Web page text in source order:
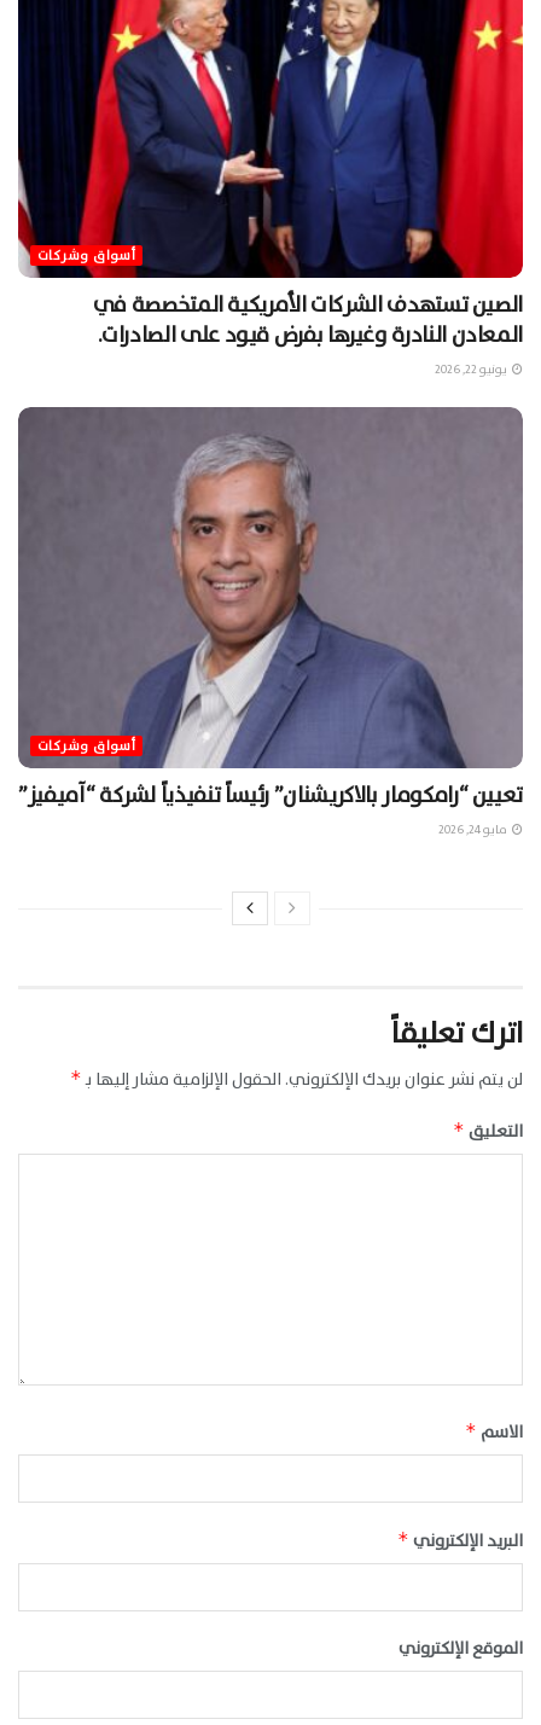
أسواق وشركات
الصين تستهدف الشركات الأمريكية المتخصصة في
المعادن النادرة وغيرها بفرض قيود على الصادرات.
يونيو 22, 2026
أسواق وشركات
تعيين “رامكومار بالاكريشنان” رئيساً تنفيذياً لشركة “آميفيز”
مايو 24, 2026
اترك تعليقاً
لن يتم نشر عنوان بريدك الإلكتروني. الحقول الإلزامية مشار إليها بـ*
التعليق *
الاسم *
البريد الإلكتروني *
الموقع الإلكتروني